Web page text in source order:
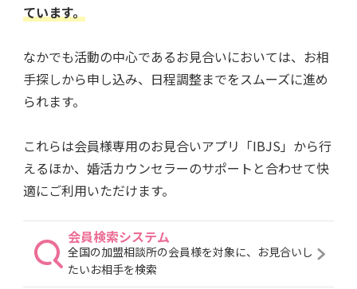
ています。
なかでも活動の中心であるお見合いにおいては、お相
手探しから申し込み、日程調整までをスムーズに進め
られます。
これらは会員様専用のお見合いアプリ「IBJS」から行
えるほか、婚活カウンセラーのサポートと合わせて快
適にご利用いただけます。
会員検索システム
全国の加盟相談所の会員様を対象に、お見合いし
たいお相手を検索